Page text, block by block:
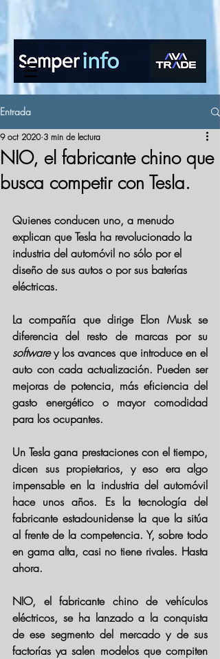
www.semperinfo.com
Entrada
NIO, el fabricante chino que
busca competir con Tesla.
9 oct 2020 3 min de lectura
Quienes conducen uno, a menudo
explican que Tesla ha revolucionado la
industria del automóvil no sólo por el
diseño de sus autos o por sus baterías
eléctricas.
La compañía que dirige Elon Musk se
software y los avances que introduce en el
auto con cada actualización. Pueden ser
mejoras de potencia, más eficiencia del
gasto energético o mayor comodidad
para los ocupantes.
Un Tesla gana prestaciones con el tiempo,
dicen sus propietarios, y eso era algo
impensable en la industria del automóvil
hace unos años. Es la tecnología del
fabricante estadounidense la que la sitúa
al frente de la competencia. Y, sobre todo
en gama alta, casi no tiene rivales. Hasta
ahora.
NIO, el fabricante chino de vehículos
eléctricos, se ha lanzado a la conquista
de ese segmento del mercado y de sus
factorías ya salen modelos que compiten